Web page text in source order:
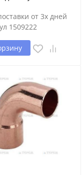
от 3х дней
1509222